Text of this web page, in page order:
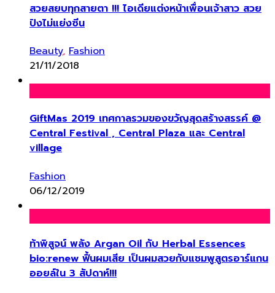
สวยสยบทุกสายตา !!! ไอเดียแต่งหน้าเพื่อนเจ้าสาว สวย
ปังไม่แย่งซีน
Beauty, Fashion
21/11/2018
GiftMas 2019 เทศกาลรวมของขวัญสุดสร้างสรรค์ @
Central Festival , Central Plaza และ Central
village
Fashion
06/12/2019
ท้าพิสูจน์ พลัง Argan Oil กับ Herbal Essences
bio:renew ฟื้นผมเสีย เป็นผมสวยกับแชมพูสูตรอาร์แกน
ออยล์ใน 3 สัปดาห์!!!